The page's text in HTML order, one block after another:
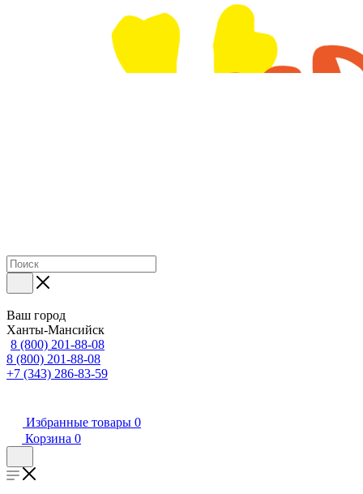
Ваш город
Ханты-Мансийск
8 (800) 201-88-08
8 (800) 201-88-08
+7 (343) 286-83-59
Избранные товары 0
Корзина 0